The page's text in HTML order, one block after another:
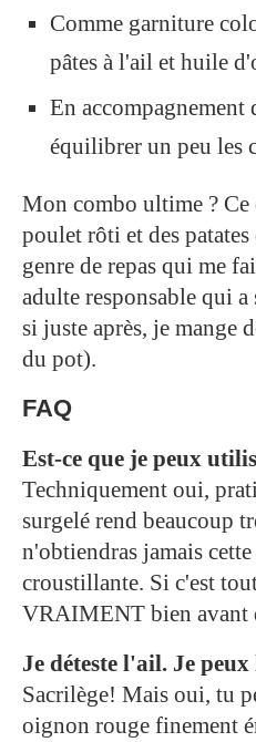
Comme garniture
pâtes à l'ail et huile
En
équilibrer un peu les
Mon combo ultime ? Ce
poulet rôti et des
genre de repas qui me
adulte responsable qui
si juste après, je mange
du pot).
FAQ
Est-ce que je peux
Techniquement oui,
surgelé rend beaucoup
n'obtiendras jamais
croustillante. Si c'est
VRAIMENT bien avant
Je déteste l'ail. Je
Sacrilège! Mais oui, tu
oignon rouge finement